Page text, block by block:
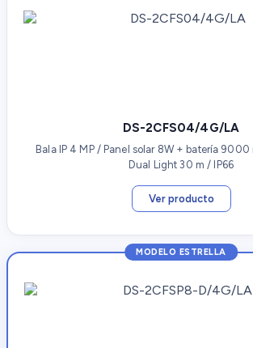
DS-2CFS04/4G/LA
Bala IP 4 MP / Panel solar 8W + batería
Dual Light 30 m / IP66
Ver producto
MODELO ESTRELLA